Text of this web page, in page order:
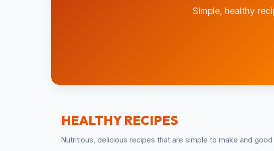
Simple, healthy
HEALTHY RECIPES
Nutritious, delicious recipes that are simple to make and